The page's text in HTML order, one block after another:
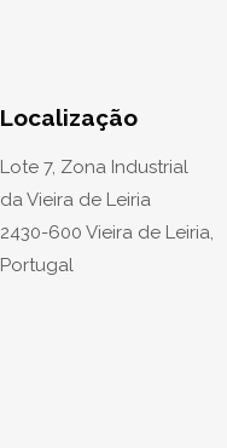
Localização
Lote 7, Zona Industrial
da Vieira de Leiria
2430-600 Vieira de Leiria,
Portugal